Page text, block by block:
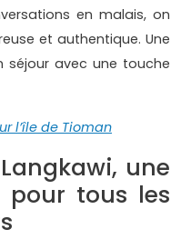
en malais, on
et authentique. Une
séjour avec une touche
l’île de Tioman
une
pour tous les